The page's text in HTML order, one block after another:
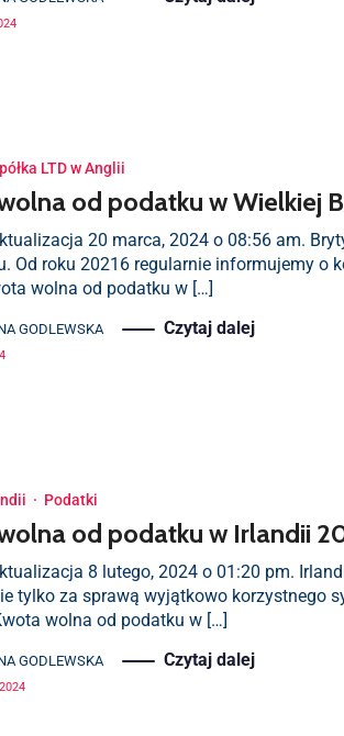
LTD w Anglii
od podatku w Wielkiej
20 marca, 2024 o 08:56 am.
Od roku 20216 regularnie informujemy o
wolna od podatku w […]
GODLEWSKA Czytaj dalej
· Podatki
od podatku w Irlandii
8 lutego, 2024 o 01:20 pm.
tylko za sprawą wyjątkowo korzystnego
wolna od podatku w […]
GODLEWSKA Czytaj dalej